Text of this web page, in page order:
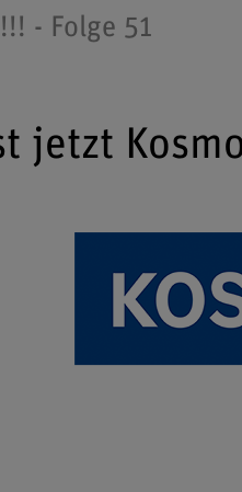
- Folge 51
jetzt